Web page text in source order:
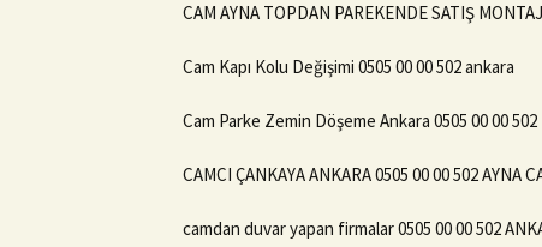
CAM AYNA TOPDAN PAREKENDE SATIŞ
Cam Kapı Kolu Değişimi 0505 00 00 502 ankara
Cam Parke Zemin Döşeme Ankara 0505 00 00
CAMCI ÇANKAYA ANKARA 0505 00 00 502 AYNA
camdan duvar yapan firmalar 0505 00 00 502